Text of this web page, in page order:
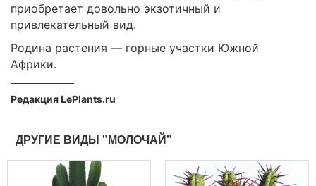
приобретает довольно экзотичный и
привлекательный вид.
Родина растения — горные участки Южной
Африки.
Редакция LePlants.ru
ДРУГИЕ ВИДЫ "МОЛОЧАЙ"